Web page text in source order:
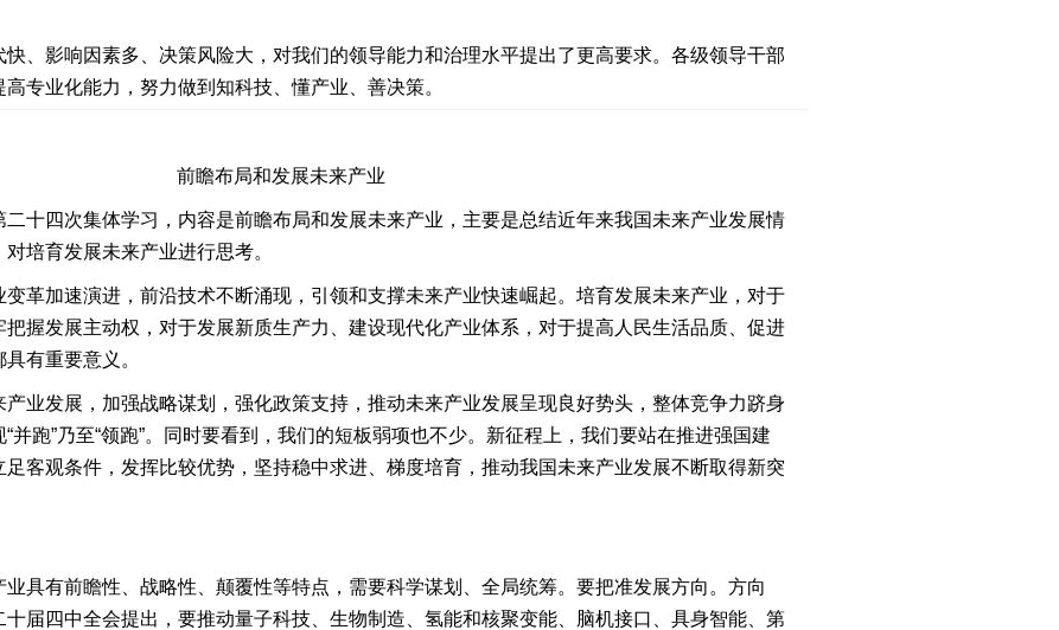
、影响因素多、决策风险大，对我们的领导能力和治理水平提出了更高要求。各级领导干部
专业化能力，努力做到知科技、懂产业、善决策。
前瞻布局和发展未来产业
十四次集体学习，内容是前瞻布局和发展未来产业，主要是总结近年来我国未来产业发展情
培育发展未来产业进行思考。
革加速演进，前沿技术不断涌现，引领和支撑未来产业快速崛起。培育发展未来产业，对于
握发展主动权，对于发展新质生产力、建设现代化产业体系，对于提高人民生活品质、促进
有重要意义。
业发展，加强战略谋划，强化政策支持，推动未来产业发展呈现良好势头，整体竞争力跻身
并跑”乃至“领跑”。同时要看到，我们的短板弱项也不少。新征程上，我们要站在推进强国建
客观条件，发挥比较优势，坚持稳中求进、梯度培育，推动我国未来产业发展不断取得新突
具有前瞻性、战略性、颠覆性等特点，需要科学谋划、全局统筹。要把准发展方向。方向
届四中全会提出，要推动量子科技、生物制造、氢能和核聚变能、脑机接口、具身智能、第